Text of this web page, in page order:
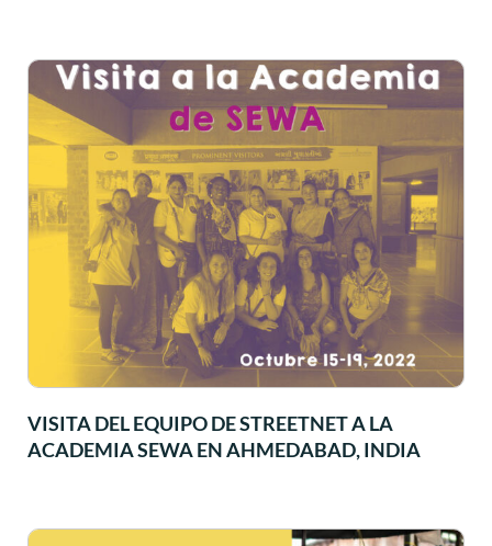
VISITA DEL EQUIPO DE STREETNET A LA
ACADEMIA SEWA EN AHMEDABAD, INDIA